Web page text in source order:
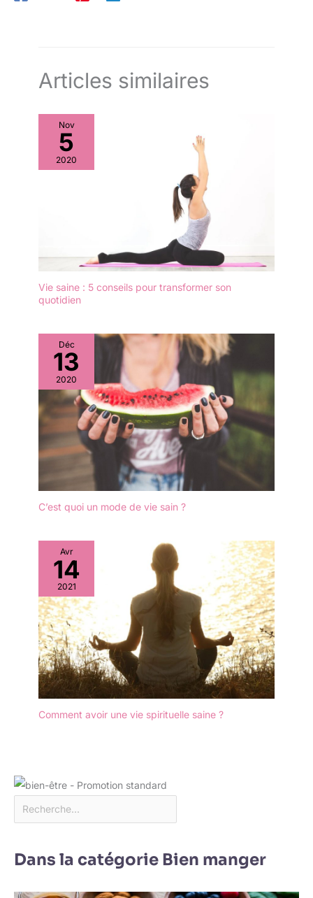
Articles similaires
Nov
5
2020
Vie saine : 5 conseils pour transformer son
quotidien
Déc
13
2020
C’est quoi un mode de vie sain ?
Avr
14
2021
Comment avoir une vie spirituelle saine ?
Dans la catégorie Bien manger